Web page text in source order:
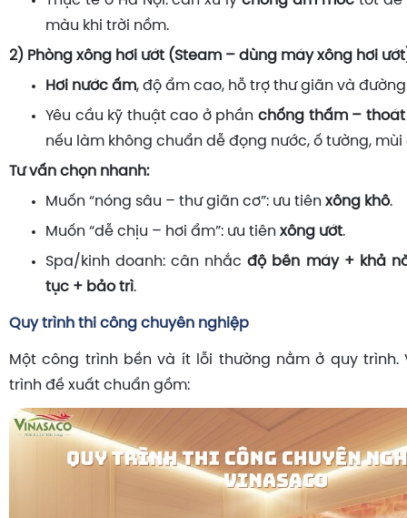
màu khi trời nồm.
2) Phòng xông hơi ướt (Steam – dùng máy xông hơi
Hơi nước ấm, độ ẩm cao, hỗ trợ thư giãn và
Yêu cầu kỹ thuật cao ở phần chống thấm –
nếu làm không chuẩn dễ đọng nước, ố tường, mùi
Tư vấn chọn nhanh:
Muốn “nóng sâu – thư giãn cơ”: ưu tiên xông khô.
Muốn “dễ chịu – hơi ẩm”: ưu tiên xông ướt.
Spa/kinh doanh: cân nhắcđộ bền máy + khả
tục + bảo trì.
Quy trình thi công chuyên nghiệp
Một công trình bền và ít lỗi thường nằm ở quy trình.
trình đề xuất chuẩn gồm: